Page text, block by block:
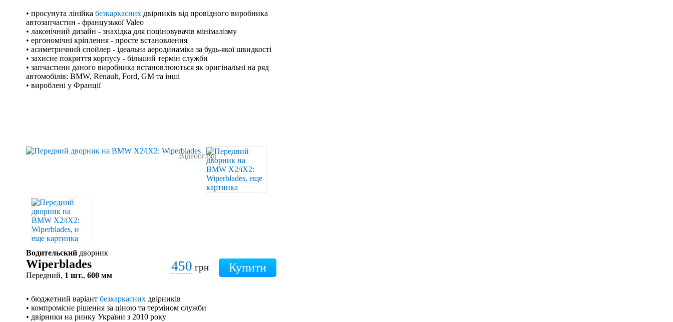
• просунута лінійка безкаркасних двірників від провідного виробника
автозапчастин - французької Valeo
• лаконічний дизайн - знахідка для поціновувачів мінімалізму
• ергономічні кріплення - просте встановлення
• асиметричний спойлер - ідеальна аеродинаміка за будь-якої швидкості
• захисне покриття корпусу - більший термін служби
• запчастини даного виробника встановлюються як оригінальні на ряд
автомобілів: BMW, Renault, Ford, GM та інші
• вироблені у Франції
Відеоогляд
Водительский дворник
Wiperblades
Передний, 1 шт., 600 мм
450 грн
• бюджетний варіант безкаркасних двірників
• компромісне рішення за ціною та терміном служби
• двірники на ринку України з 2010 року